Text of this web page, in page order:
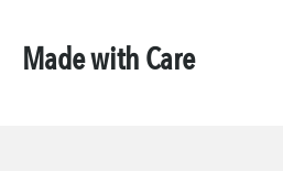
Made with Care